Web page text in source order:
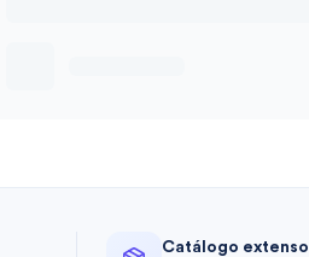
Catálogo extenso